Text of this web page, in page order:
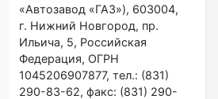
«Автозавод «ГАЗ»), 603004,
г. Нижний Новгород, пр.
Ильича, 5, Российская
Федерация, ОГРН
1045206907877, тел.: (831)
290-83-62, факс: (831) 290-